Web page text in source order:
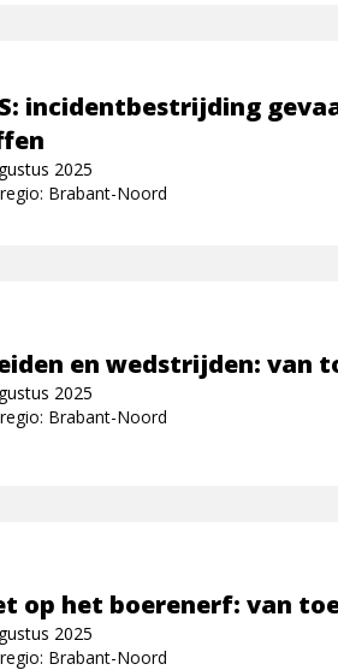
incidentbestrijding
2025
Brabant-Noord
en wedstrijden: van
2025
Brabant-Noord
op het boerenerf: van
2025
Brabant-Noord